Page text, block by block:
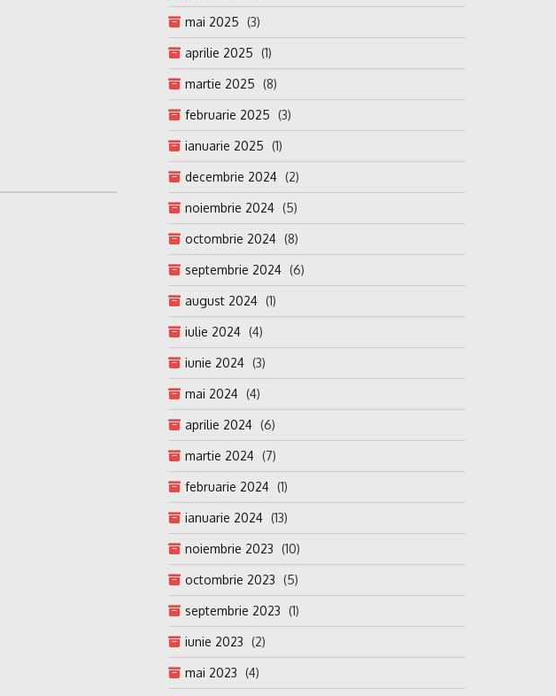
mai 2025 (3)
aprilie 2025 (1)
martie 2025 (8)
februarie 2025 (3)
ianuarie 2025 (1)
decembrie 2024 (2)
noiembrie 2024 (5)
octombrie 2024 (8)
septembrie 2024 (6)
august 2024 (1)
iulie 2024 (4)
iunie 2024 (3)
mai 2024 (4)
aprilie 2024 (6)
martie 2024 (7)
februarie 2024 (1)
ianuarie 2024 (13)
noiembrie 2023 (10)
octombrie 2023 (5)
septembrie 2023 (1)
iunie 2023 (2)
mai 2023 (4)